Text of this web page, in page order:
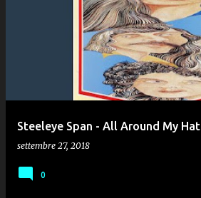
Steeleye Span - All Around My Hat
settembre 27, 2018
0